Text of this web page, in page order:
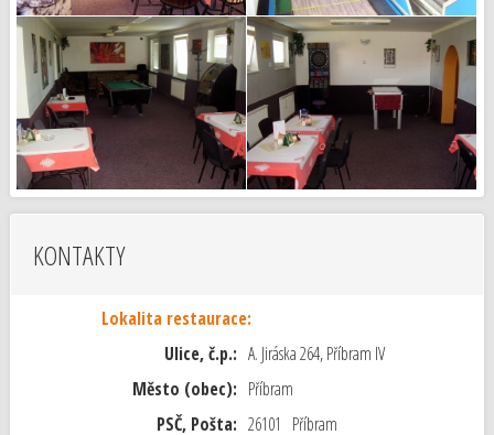
KONTAKTY
Lokalita restaurace:
Ulice, č.p.: A. Jiráska 264, Příbram IV
Město (obec): Příbram
PSČ, Pošta: 26101 Příbram